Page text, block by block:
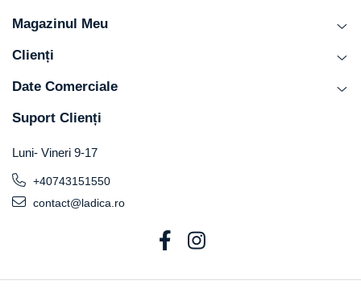
Magazinul Meu
Clienți
Date Comerciale
Suport Clienți
Luni- Vineri 9-17
+40743151550
contact@ladica.ro